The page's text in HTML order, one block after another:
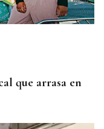
que arrasa en